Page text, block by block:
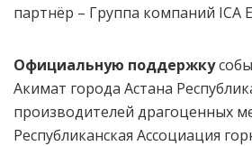
партнёр – Группа компаний ICA
Официальную поддержку
Акимат города Астана
производителей драгоценных
Республиканская Ассоциация